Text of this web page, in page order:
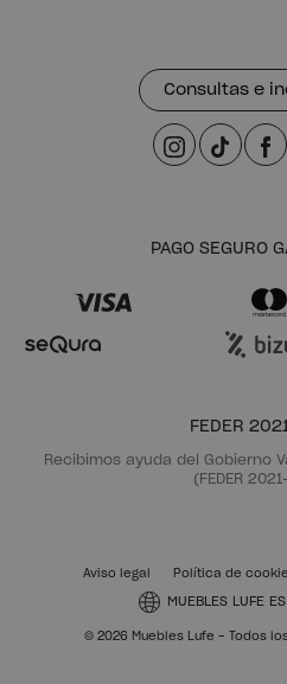
Consultas e
PAGO SEGURO
FEDER
Recibimos ayuda del Gobierno
(FEDER
© 2026 Muebles Lufe - Todos
Aviso legal Política de
MUEBLES LUFE ES